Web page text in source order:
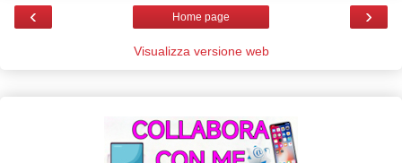
‹ ›
Home page
Visualizza versione web